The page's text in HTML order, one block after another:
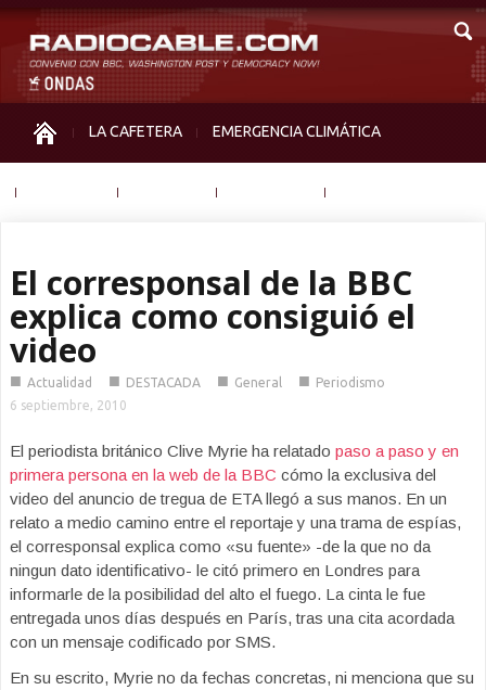
LA CAFETERA EMERGENCIA CLIMÁTICA
El corresponsal de la BBC
explica como consiguió el
video
■ Actualidad ■ DESTACADA ■ General ■ Periodismo
6 septiembre, 2010
El periodista británico Clive Myrie ha relatado paso a paso y en
primera persona en la web de la BBC cómo la exclusiva del
video del anuncio de tregua de ETA llegó a sus manos. En un
relato a medio camino entre el reportaje y una trama de espías,
el corresponsal explica como «su fuente» -de la que no da
ningun dato identificativo- le citó primero en Londres para
informarle de la posibilidad del alto el fuego. La cinta le fue
entregada unos días después en París, tras una cita acordada
con un mensaje codificado por SMS.
En su escrito, Myrie no da fechas concretas, ni menciona que su